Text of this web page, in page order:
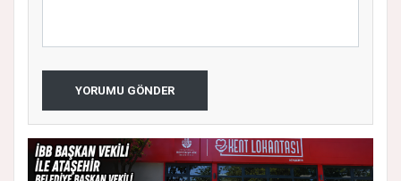
YORUMU GÖNDER